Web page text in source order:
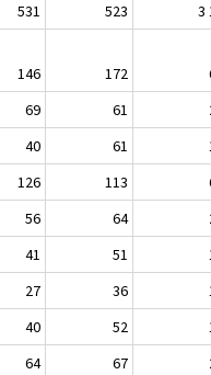
531 523 3
146 172
69 61
40 61
126 113
56 64
41 51
27 36
40 52
64 67